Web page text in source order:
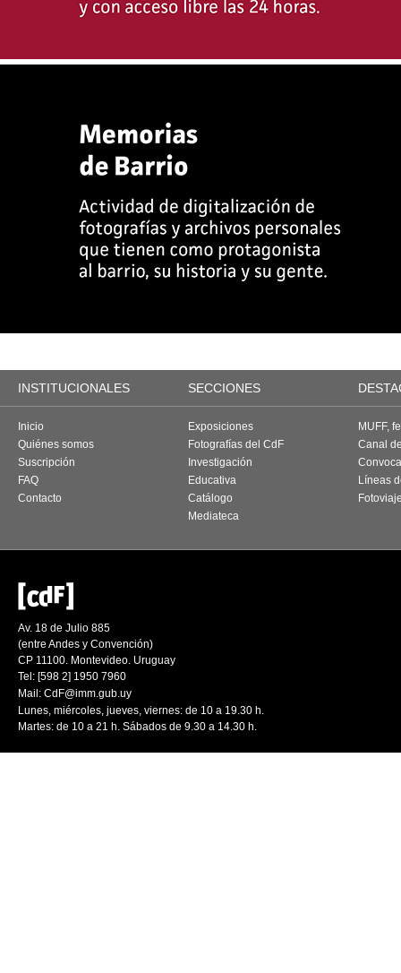
INSTITUCIONALES SECCIONES
Inicio
Quiénes somos
Suscripción
FAQ
Contacto
Exposiciones
Fotografías del CdF
Investigación
Educativa
Catálogo
Mediateca
MUFF,
Canal
Líneas
Av. 18 de Julio 885
(entre Andes y Convención)
CP 11100. Montevideo. Uruguay
Tel: [598 2] 1950 7960
Mail: CdF@imm.gub.uy
Lunes, miércoles, jueves, viernes: de 10 a 19.30 h.
Martes: de 10 a 21 h. Sábados de 9.30 a 14.30 h.